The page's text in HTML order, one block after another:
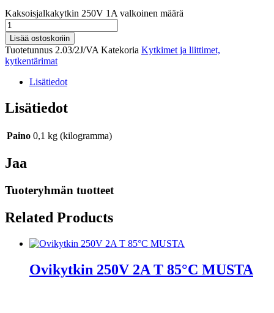
Kaksoisjalkakytkin 250V 1A valkoinen määrä
Lisää ostoskoriin
Tuotetunnus 2.03/2J/VA Katekoria Kytkimet ja liittimet,
kytkentärimat
Lisätiedot
Lisätiedot
Paino 0,1 kg (kilogramma)
Jaa
Tuoteryhmän tuotteet
Related Products
Ovikytkin 250V 2A T 85°C MUSTA